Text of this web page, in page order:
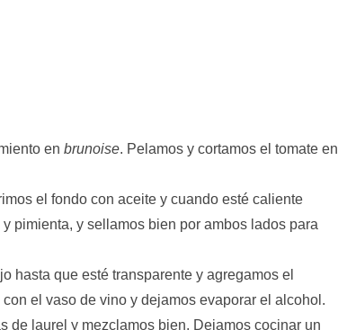
en brunoise. Pelamos y cortamos el tomate en
el fondo con aceite y cuando esté caliente
pimienta, y sellamos bien por ambos lados para
hasta que esté transparente y agregamos el
el vaso de vino y dejamos evaporar el alcohol.
de laurel y mezclamos bien. Dejamos cocinar un